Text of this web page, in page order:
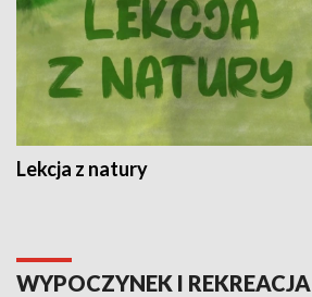
Lekcja z natury
WYPOCZYNEK I REKREACJA